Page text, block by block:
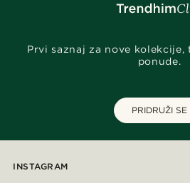
Prvi saznaj za nove kolekcije,
ponude.
PRIDRUŽI SE
INSTAGRAM